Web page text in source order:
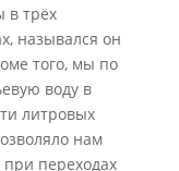
в трёх
назывался он
того, мы по
воду в
литровых
нам
при переходах